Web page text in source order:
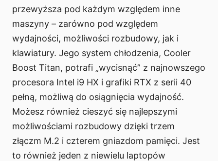
przewyższa pod każdym względem inne
maszyny – zarówno pod względem
wydajności, możliwości rozbudowy, jak i
klawiatury. Jego system chłodzenia, Cooler
Boost Titan, potrafi „wycisnąć” z najnowszego
procesora Intel i9 HX i grafiki RTX z serii 40
pełną, możliwą do osiągnięcia wydajność.
Możesz również cieszyć się najlepszymi
możliwościami rozbudowy dzięki trzem
złączm M.2 i czterem gniazdom pamięci. Jest
to również jeden z niewielu laptopów